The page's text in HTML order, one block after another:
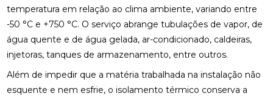
temperatura em relação ao clima ambiente, variando entre
-50 °C e +750 °C. O serviço abrange tubulações de vapor, de
água quente e de água gelada, ar-condicionado, caldeiras,
injetoras, tanques de armazenamento, entre outros.
Além de impedir que a matéria trabalhada na instalação não
esquente e nem esfrie, o isolamento térmico conserva a